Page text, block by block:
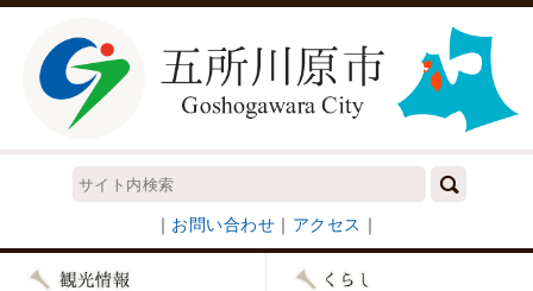
｜ お問い合わせ ｜ アクセス ｜